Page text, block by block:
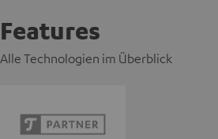
Features
Alle Technologien im Überblick